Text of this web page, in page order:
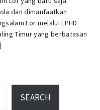
dan dimanfaatkan
Lor melalui LPHD
Timur yang berbatasan
SEARCH